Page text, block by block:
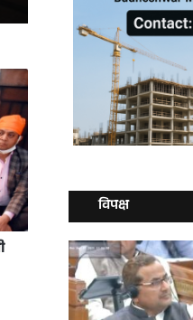
विपक्ष